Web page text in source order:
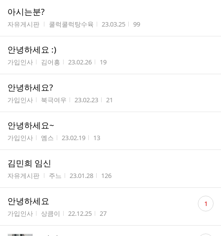
아시는분?
게시판명
자유게시판 작성자
쿨럭쿨럭탕수육 작성시간
23.03.25 조회수
99
안녕하세요 :)
게시판명
가입인사 작성자
김어흥 작성시간
23.02.26 조회수
19
안녕하세요?
게시판명
가입인사 작성자
북극여우 작성시간
23.02.23 조회수
21
안녕하세요~
게시판명
가입인사 작성자
옘스 작성시간
23.02.19 조회수
13
김민희 임신
게시판명
자유게시판 작성자
주느 작성시간
23.01.28 조회수
126
안녕하세요
게시판명
가입인사 작성자
상큼이 작성시간
22.12.25 조회수
27
댓
글 1